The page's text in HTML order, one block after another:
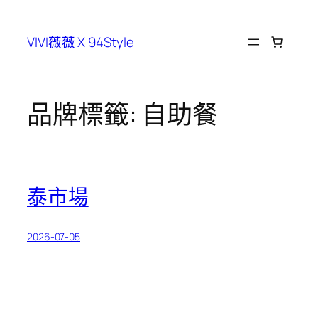
VIVI薇薇 X 94Style
品牌標籤: 自助餐
泰市場
2026-07-05